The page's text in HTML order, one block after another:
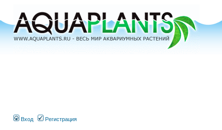
Вход Регистрация